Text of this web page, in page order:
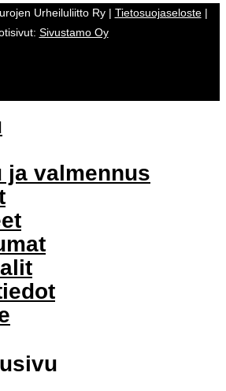
Urheiluliitto Ry | Tietosuojaseloste|
Sivustamo Oy
ja valmennus